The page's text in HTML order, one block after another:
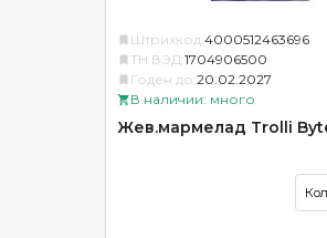
Штрихкод: 4000512463696
ТН ВЭД: 1704906500
Годен до: 20.02.2027
В наличии: много
Жев.мармелад Trolli